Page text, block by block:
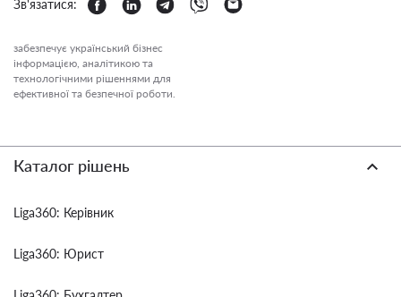
Зв'язатися:
забезпечує український бізнес
інформацією, аналітикою та
технологічними рішеннями для
ефективної та безпечної роботи.
Каталог рішень
Liga360: Керівник
Liga360: Юрист